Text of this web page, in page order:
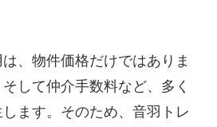
、物件価格だけではありま
して仲介手数料など、多く
ます。そのため、音羽トレ